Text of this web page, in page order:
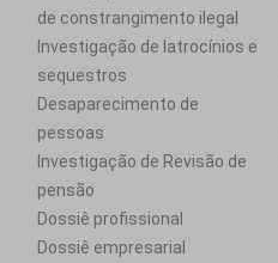
de constrangimento ilegal
Investigação de latrocínios e
sequestros
Desaparecimento de
pessoas
Investigação de Revisão de
pensão
Dossiê profissional
Dossiê empresarial